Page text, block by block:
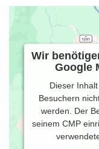
Wir
Google
Dieser
Besuchern
werden. Der
seinem CMP